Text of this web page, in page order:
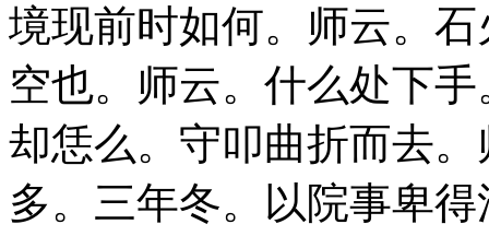
境现前时如何。师云。
空也。师云。什么处下
却恁么。守叩曲折而去
多。三年冬。以院事卑